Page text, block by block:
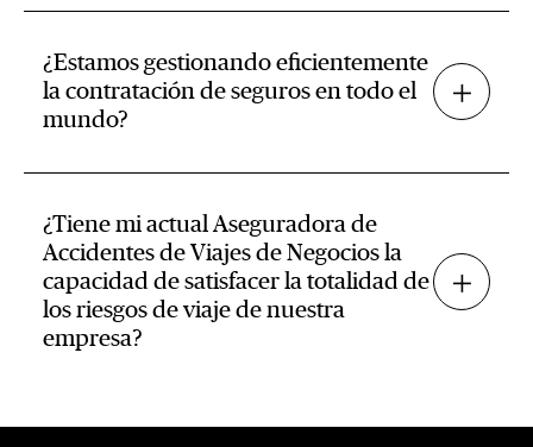
¿Estamos gestionando eficientemente
la contratación de seguros en todo el
mundo?
¿Tiene mi actual Aseguradora de
Accidentes de Viajes de Negocios la
capacidad de satisfacer la totalidad de
los riesgos de viaje de nuestra
empresa?